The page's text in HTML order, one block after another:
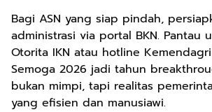
Bagi ASN yang siap pindah,
administrasi via portal BKN. Pantau
Otorita IKN atau hotline
Semoga 2026 jadi tahun
bukan mimpi, tapi realitas
yang efisien dan manusiawi.